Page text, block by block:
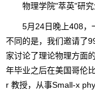
物理学院"萃英"研
5月24日晚上408，
不同的是，我们邀请了
家讨论了理论物理方面
年毕业之后在美国哥伦
r 教授，从事Small-x